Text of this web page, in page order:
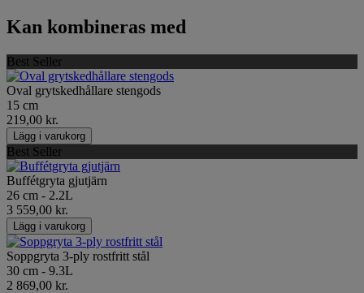
Kan kombineras med
Best Seller
Oval grytskedhållare stengods
15 cm
219,00 kr.
Lägg i varukorg
Best Seller
Buffétgryta gjutjärn
26 cm - 2.2L
3 559,00 kr.
Lägg i varukorg
Soppgryta 3-ply rostfritt stål
30 cm - 9.3L
2 869,00 kr.